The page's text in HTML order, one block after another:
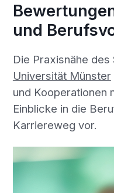
und
Die Praxisnähe
Universität Münster
und Kooperationen
Einblicke in die
Karriereweg vor.